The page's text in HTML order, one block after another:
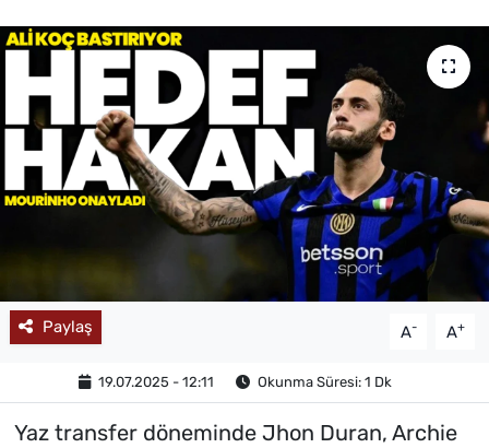
Paylaş A- A+
19.07.2025 - 12:11 Okunma Süresi: 1 Dk
Yaz transfer döneminde Jhon Duran, Archie
MAGAZİN